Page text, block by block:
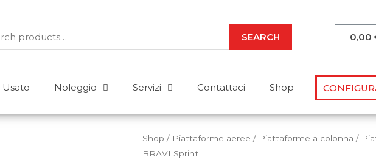
SEARCH 0,00
Usato Noleggio Servizi Contattaci Shop
Shop / Piattaforme aeree / Piattaforme a colonna /
BRAVI Sprint